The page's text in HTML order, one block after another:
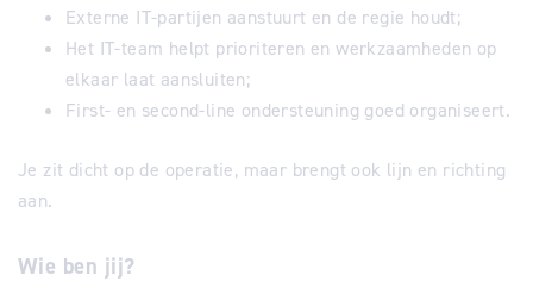
Externe IT-partijen aanstuurt en de regie houdt;
Het IT-team helpt prioriteren en werkzaamheden op
elkaar laat aansluiten;
First- en second-line ondersteuning goed organiseert.
Je zit dicht op de operatie, maar brengt ook lijn en richting
aan.
Wie ben jij?